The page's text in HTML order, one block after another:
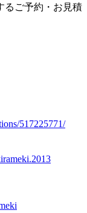
るご予約・お見積
517225771/